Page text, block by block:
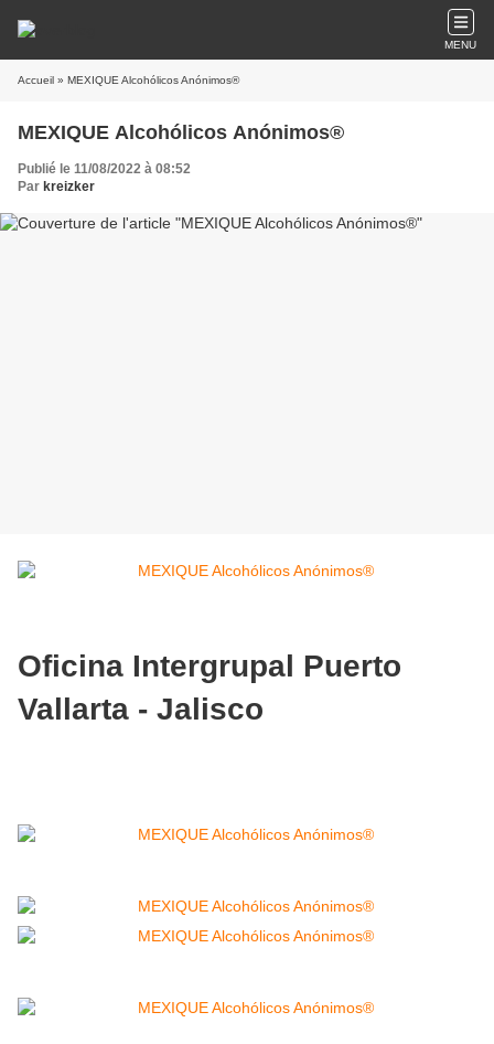
MENU
Accueil » MEXIQUE Alcohólicos Anónimos®
MEXIQUE Alcohólicos Anónimos®
Publié le 11/08/2022 à 08:52
Par kreizker
Oficina Intergrupal Puerto
Vallarta - Jalisco